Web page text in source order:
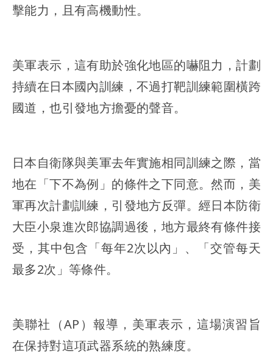
擊能力，且有高機動性。
美軍表示，這有助於強化地區的嚇阻力，計劃
持續在日本國內訓練，不過打靶訓練範圍橫跨
國道，也引發地方擔憂的聲音。
日本自衛隊與美軍去年實施相同訓練之際，當
地在「下不為例」的條件之下同意。然而，美
軍再次計劃訓練，引發地方反彈。經日本防衛
大臣小泉進次郎協調過後，地方最終有條件接
受，其中包含「每年2次以內」、「交管每天
最多2次」等條件。
美聯社（AP）報導，美軍表示，這場演習旨
在保持對這項武器系統的熟練度。